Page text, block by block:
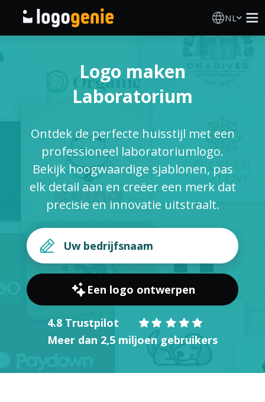
NL
AI logogenerator
Gedrukte producten
Over
Logo maken
Laboratorium
Ontdek de perfecte huisstijl met een
professioneel laboratoriumlogo.
Bekijk hoogwaardige sjablonen, pas
elk detail aan en creëer een merk dat
precisie en innovatie uitstraalt.
Een logo ontwerpen
4.8 Trustpilot
Meer dan 2,5 miljoen gebruikers